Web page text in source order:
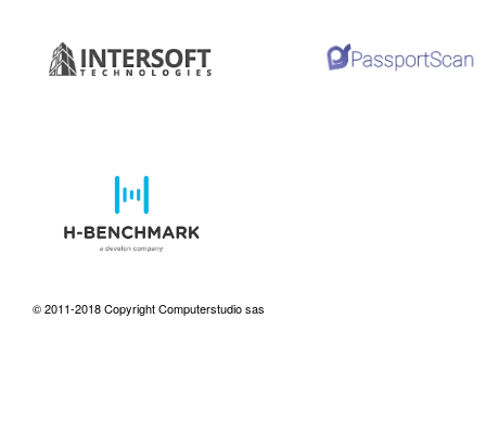
© 2011-2018 Copyright Computerstudio sas